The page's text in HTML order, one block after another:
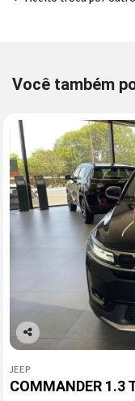
Você também
Co
arti
lhe
JEEP
COMMANDER 1.3